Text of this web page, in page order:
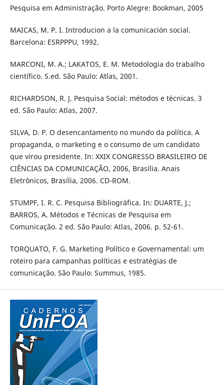
Pesquisa em Administração. Porto Alegre: Bookman, 2005
MAICAS, M. P. I. Introducion a la comunicación social.
Barcelona: ESRPPPU, 1992.
MARCONI, M. A.; LAKATOS, E. M. Metodologia do trabalho
científico. 5.ed. São Paulo: Atlas, 2001.
RICHARDSON, R. J. Pesquisa Social: métodos e técnicas. 3
ed. São Paulo: Atlas, 2007.
SILVA, D. P. O desencantamento no mundo da política. A
propaganda, o marketing e o consumo de um candidato
que virou presidente. In: XXIX CONGRESSO BRASILEIRO DE
CIÊNCIAS DA COMUNICAÇÃO, 2006, Brasília. Anais
Eletrônicos, Brasília, 2006. CD-ROM.
STUMPF, I. R. C. Pesquisa Bibliográfica. In: DUARTE, J.;
BARROS, A. Métodos e Técnicas de Pesquisa em
Comunicação. 2 ed. São Paulo: Atlas, 2006. p. 52-61.
TORQUATO, F. G. Marketing Político e Governamental: um
roteiro para campanhas políticas e estratégias de
comunicação. São Paulo: Summus, 1985.